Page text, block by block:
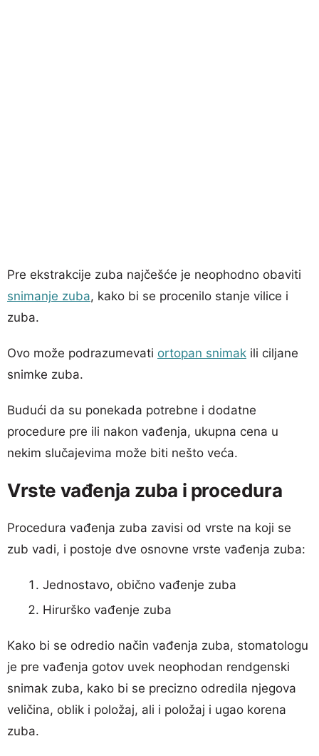
Pre ekstrakcije zuba najčešće je neophodno obaviti
snimanje zuba, kako bi se procenilo stanje vilice i
zuba.
Ovo može podrazumevati ortopan snimak ili ciljane
snimke zuba.
Budući da su ponekada potrebne i dodatne
procedure pre ili nakon vađenja, ukupna cena u
nekim slučajevima može biti nešto veća.
Vrste vađenja zuba i procedura
Procedura vađenja zuba zavisi od vrste na koji se
zub vadi, i postoje dve osnovne vrste vađenja zuba:
Jednostavo, obično vađenje zuba
Hirurško vađenje zuba
Kako bi se odredio način vađenja zuba, stomatologu
je pre vađenja gotov uvek neophodan rendgenski
snimak zuba, kako bi se precizno odredila njegova
veličina, oblik i položaj, ali i položaj i ugao korena
zuba.